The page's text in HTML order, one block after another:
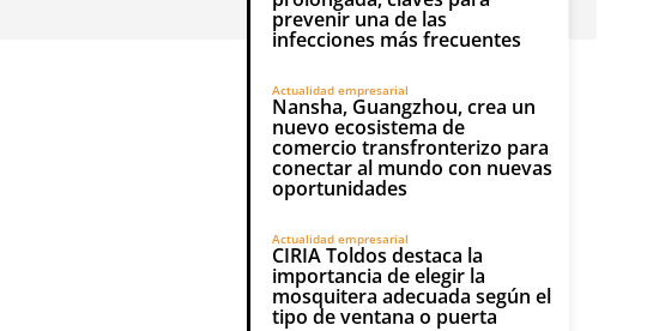
prevenir una de las
infecciones más frecuentes
Actualidad empresarial
Nansha, Guangzhou, crea un
nuevo ecosistema de
comercio transfronterizo para
conectar al mundo con nuevas
oportunidades
Actualidad empresarial
CIRIA Toldos destaca la
importancia de elegir la
mosquitera adecuada según el
tipo de ventana o puerta